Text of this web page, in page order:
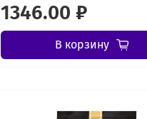
1346.00 ₽
В корзину